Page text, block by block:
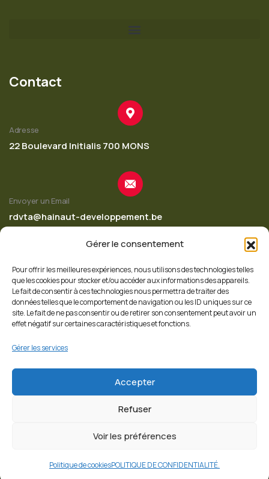
Gérer le consentement
Pour offrir les meilleures expériences, nous utilisons des technologies telles
que les cookies pour stocker et/ou accéder aux informations des appareils.
Le fait de consentir à ces technologies nous permettra de traiter des
données telles que le comportement de navigation ou les ID uniques sur ce
site. Le fait de ne pas consentir ou de retirer son consentement peut avoir un
effet négatif sur certaines caractéristiques et fonctions.
Gérer les services
Accepter
Refuser
Voir les préférences
Politique de cookiesPOLITIQUE DE CONFIDENTIALITÉ.
Contact
Adresse
22 Boulevard Initialis 700 MONS
Envoyer un Email
rdvta@hainaut-developpement.be
Appelez-nous
+32 65 342 620
Suivez nous
© 2026 Copyrights Hainaut Développement